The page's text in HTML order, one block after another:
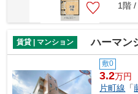
1階
賃貸 | マンション ハーマン
敷0
3.2万円
片町線 「